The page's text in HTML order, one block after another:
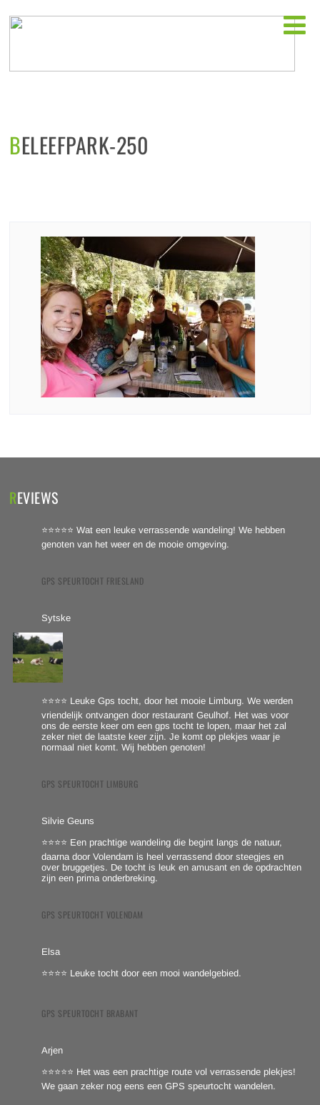
BELEEFPARK-250
REVIEWS
⭐⭐⭐⭐⭐ Wat een leuke verrassende wandeling! We hebben
genoten van het weer en de mooie omgeving.
GPS SPEURTOCHT FRIESLAND
Sytske
⭐⭐⭐⭐ Leuke Gps tocht, door het mooie Limburg. We werden
vriendelijk ontvangen door restaurant Geulhof. Het was voor
ons de eerste keer om een gps tocht te lopen, maar het zal
zeker niet de laatste keer zijn. Je komt op plekjes waar je
normaal niet komt. Wij hebben genoten!
GPS SPEURTOCHT LIMBURG
Silvie Geuns
⭐⭐⭐⭐ Een prachtige wandeling die begint langs de natuur,
daarna door Volendam is heel verrassend door steegjes en
over bruggetjes. De tocht is leuk en amusant en de opdrachten
zijn een prima onderbreking.
GPS SPEURTOCHT VOLENDAM
Elsa
⭐⭐⭐⭐ Leuke tocht door een mooi wandelgebied.
GPS SPEURTOCHT BRABANT
Arjen
⭐⭐⭐⭐⭐ Het was een prachtige route vol verrassende plekjes!
We gaan zeker nog eens een GPS speurtocht wandelen.